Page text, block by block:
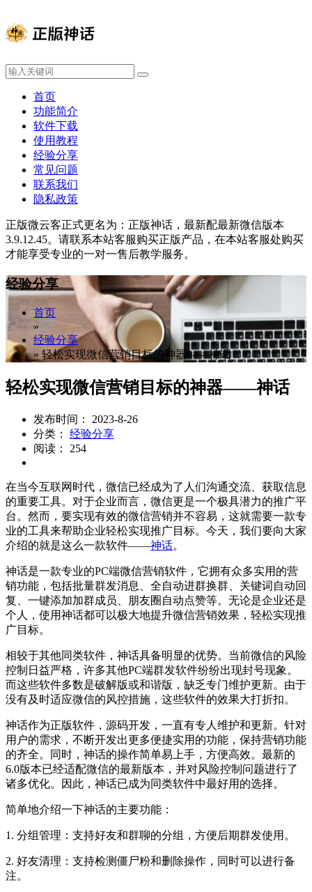
首页
功能简介
软件下载
使用教程
经验分享
常见问题
联系我们
隐私政策
正版微云客正式更名为：正版神话，最新配最新微信版本
3.9.12.45。请联系本站客服购买正版产品，在本站客服处购买
才能享受专业的一对一售后教学服务。
经验分享
首页
»
经验分享
» 轻松实现微信营销目标的神器——神话
轻松实现微信营销目标的神器——神话
发布时间： 2023-8-26
分类： 经验分享
阅读： 254
在当今互联网时代，微信已经成为了人们沟通交流、获取信息
的重要工具。对于企业而言，微信更是一个极具潜力的推广平
台。然而，要实现有效的微信营销并不容易，这就需要一款专
业的工具来帮助企业轻松实现推广目标。今天，我们要向大家
介绍的就是这么一款软件——神话。
神话是一款专业的PC端微信营销软件，它拥有众多实用的营
销功能，包括批量群发消息、全自动进群换群、关键词自动回
复、一键添加加群成员、朋友圈自动点赞等。无论是企业还是
个人，使用神话都可以极大地提升微信营销效果，轻松实现推
广目标。
相较于其他同类软件，神话具备明显的优势。当前微信的风险
控制日益严格，许多其他PC端群发软件纷纷出现封号现象。
而这些软件多数是破解版或和谐版，缺乏专门维护更新。由于
没有及时适应微信的风控措施，这些软件的效果大打折扣。
神话作为正版软件，源码开发，一直有专人维护和更新。针对
用户的需求，不断开发出更多便捷实用的功能，保持营销功能
的齐全。同时，神话的操作简单易上手，方便高效。最新的
6.0版本已经适配微信的最新版本，并对风险控制问题进行了
诸多优化。因此，神话已成为同类软件中最好用的选择。
简单地介绍一下神话的主要功能：
1. 分组管理：支持好友和群聊的分组，方便后期群发使用。
2. 好友清理：支持检测僵尸粉和删除操作，同时可以进行备
注。